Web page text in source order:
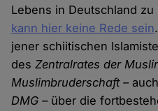
Lebens in Deutschland
kann hier keine Rede sein
jener schiitischen
desZentralrates der
Muslimbruderschaft –
DMG –über die